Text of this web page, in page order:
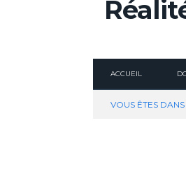
ACCUEIL
VOUS ÊTES DANS